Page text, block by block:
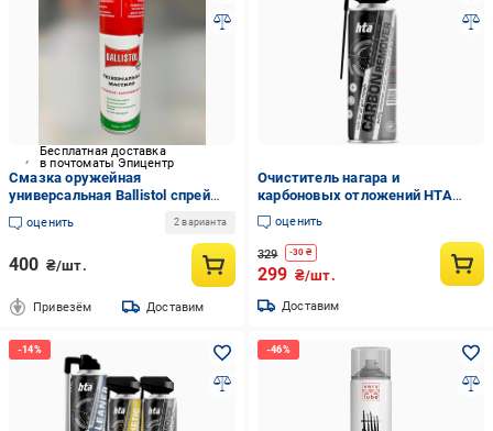
Бесплатная доставка
в почтоматы Эпицентр
Смазка оружейная
универсальная Ballistol спрей
200 мл (244505)
оценить 2 варианта
400 ₴/шт.
Привезём Доставим
Очиститель нагара и
карбоновых отложений HTA
Carbon Remover 400 мл
оценить
329 -30 ₴
299 ₴/шт.
Доставим